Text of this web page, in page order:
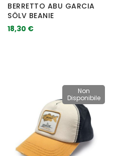
BERRETTO ABU GARCIA
SÖLV BEANIE
18,30 €
Non
Disponibile